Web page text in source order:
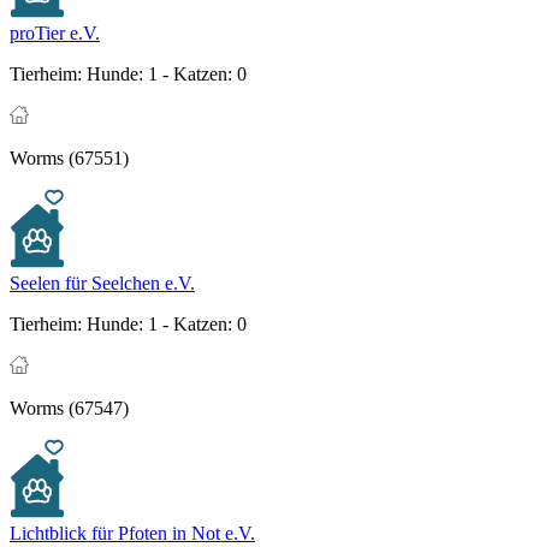
proTier e.V.
Tierheim: Hunde: 1 - Katzen: 0
Worms (67551)
Seelen für Seelchen e.V.
Tierheim: Hunde: 1 - Katzen: 0
Worms (67547)
Lichtblick für Pfoten in Not e.V.